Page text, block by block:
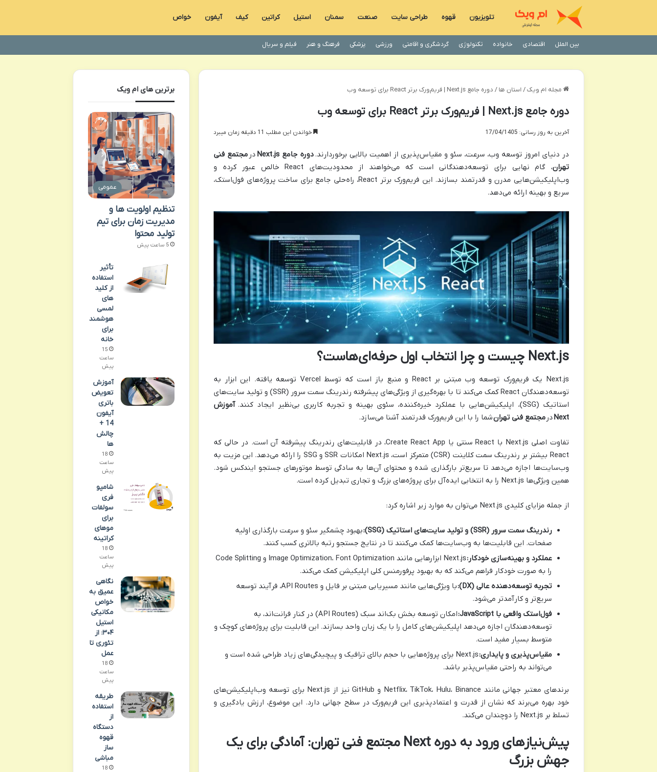
تلویزیون قهوه طراحی سایت صنعت سمنان استیل کراتین کیف آیفون خواص
بین الملل اقتصادی خانواده تکنولوژی گردشگری و اقامتی ورزشی پزشکی فرهنگ و هنر فیلم و سریال
مجله ام ویک / استان ها / دوره جامع Next.js | فریم‌ورک برتر React برای توسعه وب
دوره جامع Next.js | فریم‌ورک برتر React برای توسعه وب
آخرین به روز رسانی: 17/04/1405 خواندن این مطلب 11 دقیقه زمان میبرد
در دنیای امروز توسعه وب، سرعت، سئو و مقیاس‌پذیری از اهمیت بالایی برخوردارند.دوره جامع Next.js در مجتمع فنی
تهران
، گام نهایی برای توسعه‌دهندگانی است که می‌خواهند از محدودیت‌های React خالص عبور کرده و
وب‌اپلیکیشن‌هایی مدرن و قدرتمند بسازند. این فریم‌ورک برتر React، راه‌حلی جامع برای ساخت پروژه‌های فول‌استک،
سریع و بهینه ارائه می‌دهد.
Next.js چیست و چرا انتخاب اول حرفه‌ای‌هاست؟
Next.js یک فریم‌ورک توسعه وب مبتنی بر React و منبع باز است که توسط Vercel توسعه یافته. این ابزار به
توسعه‌دهندگان React کمک می‌کند تا با بهره‌گیری از ویژگی‌های پیشرفته رندرینگ سمت سرور (SSR) و تولید سایت‌های
استاتیک (SSG)، اپلیکیشن‌هایی با عملکرد خیره‌کننده، سئوی بهینه و تجربه کاربری بی‌نظیر ایجاد کنند.
آموزش
Nextدر مجتمع فنی تهرانشما را با این فریم‌ورک قدرتمند آشنا می‌سازد.
تفاوت اصلی Next.js با React سنتی یا Create React App، در قابلیت‌های رندرینگ پیشرفته آن است. در حالی که
React بیشتر بر رندرینگ سمت کلاینت (CSR) متمرکز است، Next.js امکانات SSR و SSG را ارائه می‌دهد. این مزیت به
وب‌سایت‌ها اجازه می‌دهد تا سریع‌تر بارگذاری شده و محتوای آن‌ها به سادگی توسط موتورهای جستجو ایندکس شود.
همین ویژگی‌ها Next.js را به انتخابی ایده‌آل برای پروژه‌های بزرگ و تجاری تبدیل کرده است.
از جمله مزایای کلیدی Next.js می‌توان به موارد زیر اشاره کرد:
رندرینگ سمت سرور (SSR) و تولید سایت‌های استاتیک (SSG):
بهبود چشمگیر سئو و سرعت بارگذاری اولیه
صفحات. این قابلیت‌ها به وب‌سایت‌ها کمک می‌کنند تا در نتایج جستجو رتبه بالاتری کسب کنند.
عملکرد و بهینه‌سازی خودکار:
Next.js ابزارهایی مانند Image Optimization، Font Optimization و Code Splitting
را به صورت خودکار فراهم می‌کند که به بهبود پرفورمنس کلی اپلیکیشن کمک می‌کند.
تجربه توسعه‌دهنده عالی (DX):
با ویژگی‌هایی مانند مسیریابی مبتنی بر فایل و API Routes، فرآیند توسعه
سریع‌تر و کارآمدتر می‌شود.
فول‌استک واقعی با JavaScript:
امکان توسعه بخش بک‌اند سبک (API Routes) در کنار فرانت‌اند، به
توسعه‌دهندگان اجازه می‌دهد اپلیکیشن‌های کامل را با یک زبان واحد بسازند. این قابلیت برای پروژه‌های کوچک و
متوسط بسیار مفید است.
مقیاس‌پذیری و پایداری:
Next.js برای پروژه‌هایی با حجم بالای ترافیک و پیچیدگی‌های زیاد طراحی شده است و
می‌تواند به راحتی مقیاس‌پذیر باشد.
برندهای معتبر جهانی مانند Netflix، TikTok، Hulu، Binance و GitHub نیز از Next.js برای توسعه وب‌اپلیکیشن‌های
خود بهره می‌برند که نشان از قدرت و اعتمادپذیری این فریم‌ورک در سطح جهانی دارد. این موضوع، ارزش یادگیری و
تسلط بر Next.js را دوچندان می‌کند.
پیش‌نیازهای ورود به دوره Next مجتمع فنی تهران: آمادگی برای یک
جهش بزرگ
برترین های ام ویک
عمومی
تنظیم اولویت ها و
مدیریت زمان برای تیم
تولید محتوا
5 ساعت پیش
تأثیر
استفاده
از کلید
های
لمسی
هوشمند
برای
خانه
15
ساعت
پیش
آموزش
تعویض
باتری
آیفون
14 +
چالش
ها
18
ساعت
پیش
شامپو
فری
سولفات
برای
موهای
کراتینه
18
ساعت
پیش
نگاهی
عمیق به
خواص
مکانیکی
استیل
۳۰۴: از
تئوری تا
عمل
18
ساعت
پیش
طریقه
استفاده
از
دستگاه
قهوه
ساز
مباشی
18